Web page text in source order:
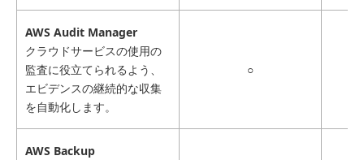
AWS Audit Manager
クラウドサービスの使用の
監査に役立てられるよう、
エビデンスの継続的な収集
を自動化します。
○
AWS Backup